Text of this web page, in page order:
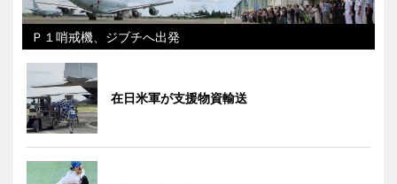
Ｐ１哨戒機、ジブチへ出発
在日米軍が支援物資輸送